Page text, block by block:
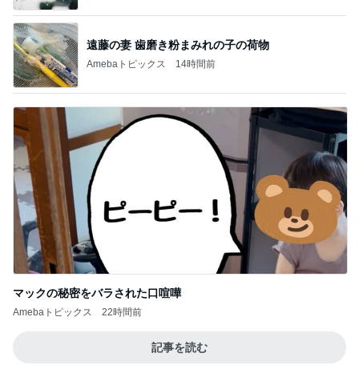
遠藤の妻 歯磨き粉まみれの子の荷物
Amebaトピックス 14時間前
マックの秘密をバラされた口喧嘩
Amebaトピックス 22時間前
記事を読む